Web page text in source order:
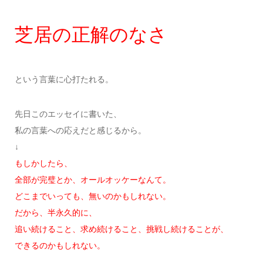
芝居の正解のなさ
という言葉に心打たれる。
先日このエッセイに書いた、
私の言葉への応えだと感じるから。
↓
もしかしたら、
全部が完璧とか、オールオッケーなんて。
どこまでいっても、無いのかもしれない。
だから、半永久的に、
追い続けること、求め続けること、挑戦し続けることが、
できるのかもしれない。